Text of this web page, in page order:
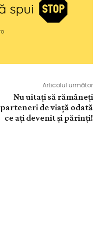
Articolul următor
Nu uitați să rămâneți
parteneri de viață odată
ce ați devenit și părinți!